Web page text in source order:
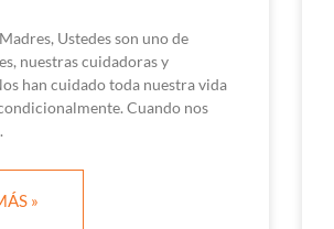
Ustedes son uno de
nuestras cuidadoras y
han cuidado toda nuestra vida
Cuando nos
»